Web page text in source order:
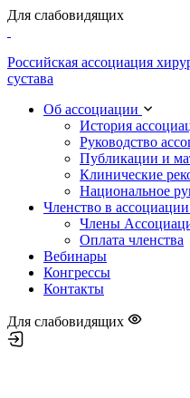
Для слабовидящих
Российская ассоциация
сустава
Об ассоциации
История
Руководство
Публикации и
Клинические
Национальное
Членство в ассоциации
Члены
Оплата членства
Вебинары
Конгрессы
Контакты
Для слабовидящих